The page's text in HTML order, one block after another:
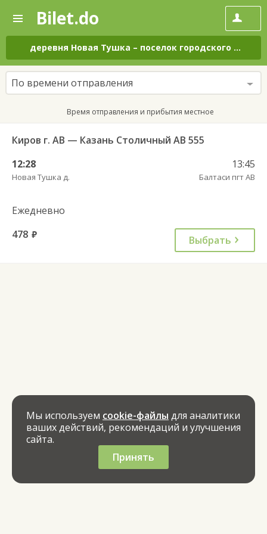
—
Поиск
и
покупка
билетов
на
автобус
онлайн
Bilet.do
деревня Новая Тушка – поселок городского типа Балтаси
По времени отправления
Время отправления и прибытия местное
Киров г. АВ — Казань Столичный АВ 555
12:28
Новая Тушка д.
13:45
Балтаси пгт АВ
Ежедневно
478 руб. Выбрать
Мы используем cookie-файлы для аналитики
ваших действий, рекомендаций и улучшения
сайта.
Принять